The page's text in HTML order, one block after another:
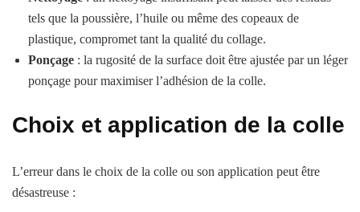
tels que la poussière, l’huile ou même des copeaux de
plastique, compromet tant la qualité du collage.
Ponçage : la rugosité de la surface doit être ajustée par un léger
ponçage pour maximiser l’adhésion de la colle.
Choix et application de la colle
L’erreur dans le choix de la colle ou son application peut être
désastreuse :